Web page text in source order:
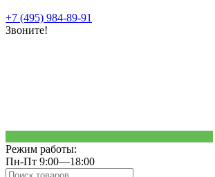
+7 (495) 984-89-91
Звоните!
Режим работы:
Пн-Пт 9:00—18:00